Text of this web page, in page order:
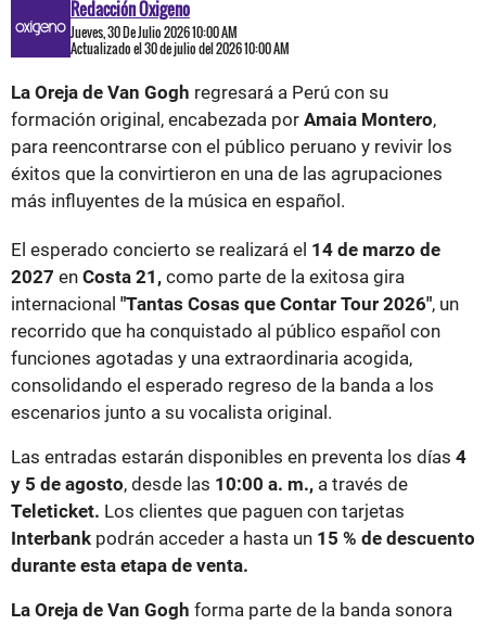
Redacción Oxigeno
Jueves, 30 De Julio 2026 10:00 AM
Actualizado el 30 de julio del 2026 10:00 AM
La Oreja de Van Gogh regresará a Perú con su
formación original, encabezada por Amaia Montero,
para reencontrarse con el público peruano y revivir los
éxitos que la convirtieron en una de las agrupaciones
más influyentes de la música en español.
El esperado concierto se realizará el 14 de marzo de
2027 en Costa 21, como parte de la exitosa gira
internacional "Tantas Cosas que Contar Tour 2026", un
recorrido que ha conquistado al público español con
funciones agotadas y una extraordinaria acogida,
consolidando el esperado regreso de la banda a los
escenarios junto a su vocalista original.
Las entradas estarán disponibles en preventa los días 4
y 5 de agosto, desde las 10:00 a. m., a través de
Teleticket. Los clientes que paguen con tarjetas
Interbank podrán acceder a hasta un 15 % de descuento
durante esta etapa de venta.
La Oreja de Van Gogh forma parte de la banda sonora